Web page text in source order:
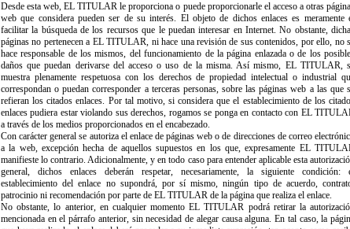
Desde esta web, EL TITULAR le proporciona o puede proporcionarle el acceso a otras
web que considera pueden ser de su interés. El objeto de dichos enlaces es meramente
facilitar la búsqueda de los recursos que le puedan interesar en Internet. No obstante,
páginas no pertenecen a EL TITULAR, ni hace una revisión de sus contenidos, por ello, no
hace responsable de los mismos, del funcionamiento de la página enlazada o de los
daños que puedan derivarse del acceso o uso de la misma. Así mismo, EL TITULAR,
muestra plenamente respetuosa con los derechos de propiedad intelectual o industrial
correspondan o puedan corresponder a terceras personas, sobre las páginas web a las que
refieran los citados enlaces. Por tal motivo, si considera que el establecimiento de los
enlaces pudiera estar violando sus derechos, rogamos se ponga en contacto con EL
a través de los medios proporcionados en el encabezado.
Con carácter general se autoriza el enlace de páginas web o de direcciones de correo
a la web, excepción hecha de aquellos supuestos en los que, expresamente EL
manifieste lo contrario. Adicionalmente, y en todo caso para entender aplicable esta
general, dichos enlaces deberán respetar, necesariamente, la siguiente condición:
establecimiento del enlace no supondrá, por sí mismo, ningún tipo de acuerdo,
patrocinio ni recomendación por parte de EL TITULAR de la página que realiza el enlace.
No obstante, lo anterior, en cualquier momento EL TITULAR podrá retirar la
mencionada en el párrafo anterior, sin necesidad de alegar causa alguna. En tal caso, la